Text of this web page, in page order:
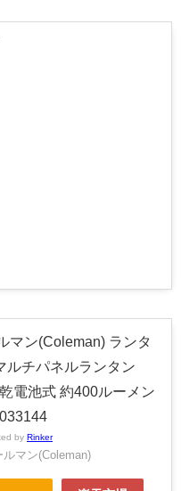
マン(Coleman) ランタ
ルチパネルランタン
電池式 約400ルーメン
by Rinker
ルマン(Coleman)